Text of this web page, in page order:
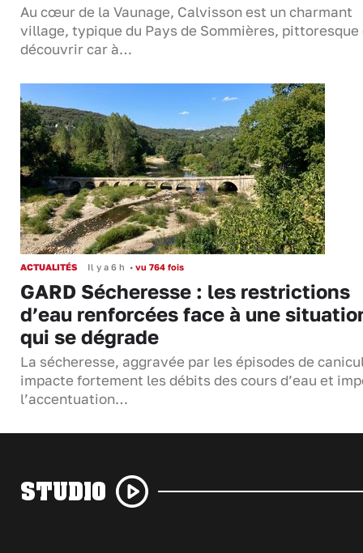
Au cœur de la Vaunage, Calvisson est un charmant
village, typique du Pays de Sommières, pittoresque
découvrir car à…
ACTUALITÉS Il y a 6 h • vu 764 fois
GARD Sécheresse : les restrictions
d’eau renforcées face à une
qui se dégrade
La sécheresse, aggravée par les épisodes de
impacte fortement les débits des cours d’eau et
l’accentuation…
STUDIO